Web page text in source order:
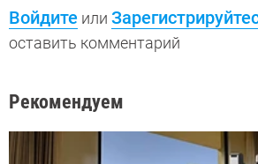
Войдите или
оставить комментарий
Рекомендуем